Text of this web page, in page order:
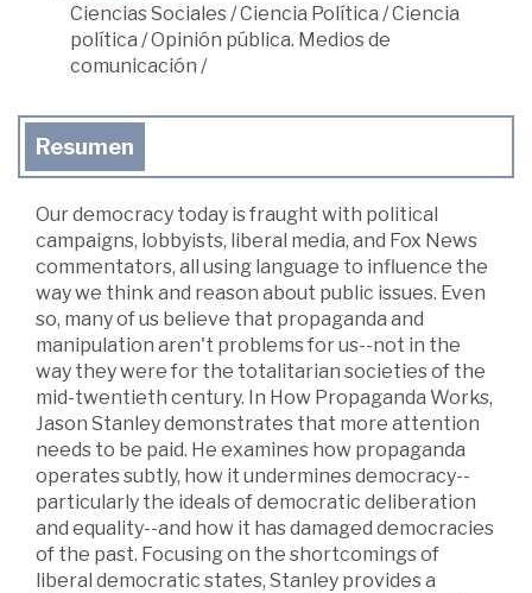
Ciencias Sociales/Ciencia Política /Ciencia
política /Opinión pública. Medios de
comunicación /
Resumen
Our democracy today is fraught with political
campaigns, lobbyists, liberal media, and Fox News
commentators, all using language to influence the
way we think and reason about public issues. Even
so, many of us believe that propaganda and
manipulation aren't problems for us--not in the
way they were for the totalitarian societies of the
mid-twentieth century. In How Propaganda Works,
Jason Stanley demonstrates that more attention
needs to be paid. He examines how propaganda
operates subtly, how it undermines democracy--
particularly the ideals of democratic deliberation
and equality--and how it has damaged democracies
of the past. Focusing on the shortcomings of
liberal democratic states, Stanley provides a